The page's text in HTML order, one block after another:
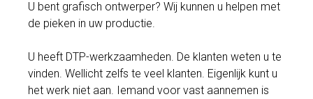
U bent grafisch ontwerper? Wij kunnen u helpen met
de pieken in uw productie.
U heeft DTP-werkzaamheden. De klanten weten u te
vinden. Wellicht zelfs te veel klanten. Eigenlijk kunt u
het werk niet aan. Iemand voor vast aannemen is